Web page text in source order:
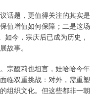
话题，更值得关注的其实是
值增值如何保障；二是这场
如今，宗庆后已成为历史，
故事。
宗馥莉也坦言，娃哈哈今年
临双重挑战：对外，需重塑
组织文化。但这些都非一朝